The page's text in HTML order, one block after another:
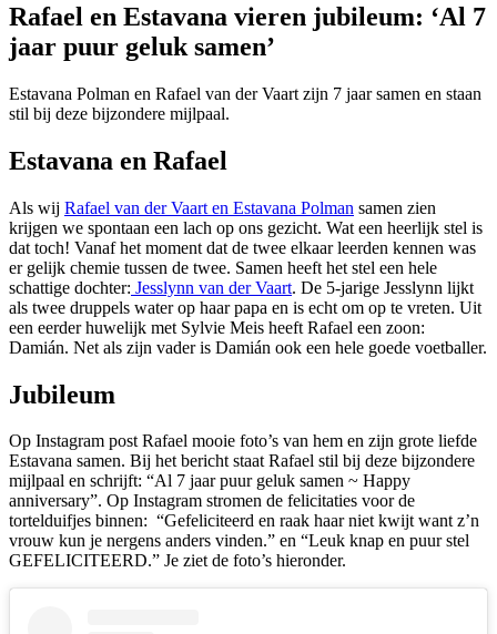
Rafael en Estavana vieren jubileum: ‘Al 7
jaar puur geluk samen’
Estavana Polman en Rafael van der Vaart zijn 7 jaar samen en staan
stil bij deze bijzondere mijlpaal.
Estavana en Rafael
Als wij Rafael van der Vaart en Estavana Polman samen zien
krijgen we spontaan een lach op ons gezicht. Wat een heerlijk stel is
dat toch! Vanaf het moment dat de twee elkaar leerden kennen was
er gelijk chemie tussen de twee. Samen heeft het stel een hele
schattige dochter: Jesslynn van der Vaart. De 5-jarige Jesslynn lijkt
als twee druppels water op haar papa en is echt om op te vreten. Uit
een eerder huwelijk met Sylvie Meis heeft Rafael een zoon:
Damián. Net als zijn vader is Damián ook een hele goede voetballer.
Jubileum
Op Instagram post Rafael mooie foto’s van hem en zijn grote liefde
Estavana samen. Bij het bericht staat Rafael stil bij deze bijzondere
mijlpaal en schrijft: “Al 7 jaar puur geluk samen ~ Happy
anniversary”. Op Instagram stromen de felicitaties voor de
tortelduifjes binnen: “Gefeliciteerd en raak haar niet kwijt want z’n
vrouw kun je nergens anders vinden.” en “Leuk knap en puur stel
GEFELICITEERD.” Je ziet de foto’s hieronder.